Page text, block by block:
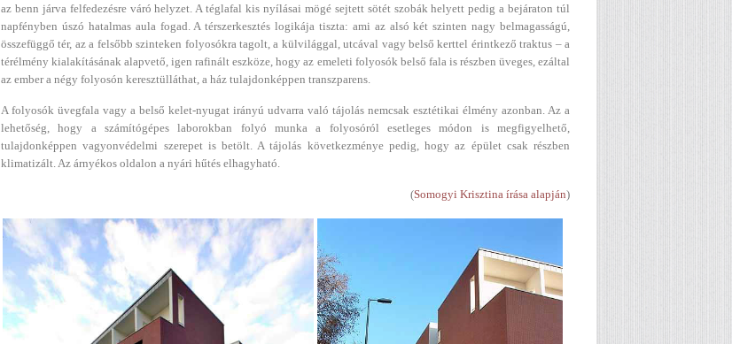
az benn járva felfedezésre váró helyzet. A téglafal kis nyílásai mögé sejtett sötét szobák helyett pedig a bejáraton túl
napfényben úszó hatalmas aula fogad. A térszerkesztés logikája tiszta: ami az alsó két szinten nagy belmagasságú,
összefüggő tér, az a felsőbb szinteken folyosókra tagolt, a külvilággal, utcával vagy belső kerttel érintkező traktus – a
térélmény kialakításának alapvető, igen rafinált eszköze, hogy az emeleti folyosók belső fala is részben üveges, ezáltal
az ember a négy folyosón keresztülláthat, a ház tulajdonképpen transzparens.
A folyosók üvegfala vagy a belső kelet-nyugat irányú udvarra való tájolás nemcsak esztétikai élmény azonban. Az a
lehetőség, hogy a számítógépes laborokban folyó munka a folyosóról esetleges módon is megfigyelhető,
tulajdonképpen vagyonvédelmi szerepet is betölt. A tájolás következménye pedig, hogy az épület csak részben
klimatizált. Az árnyékos oldalon a nyári hűtés elhagyható.
(Somogyi Krisztina írása alapján)